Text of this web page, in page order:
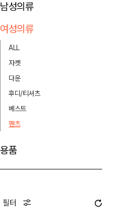
남성의류
여성의류
ALL
자켓
다운
후디/티셔츠
베스트
팬츠
용품
필터